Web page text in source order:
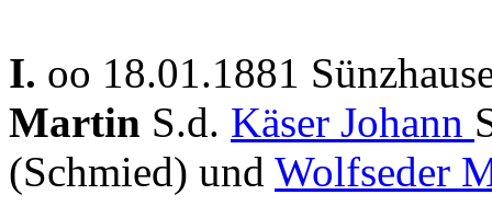
I. oo 18.01.1881
Martin S.d. Käser Johann
(Schmied) und Wolfseder